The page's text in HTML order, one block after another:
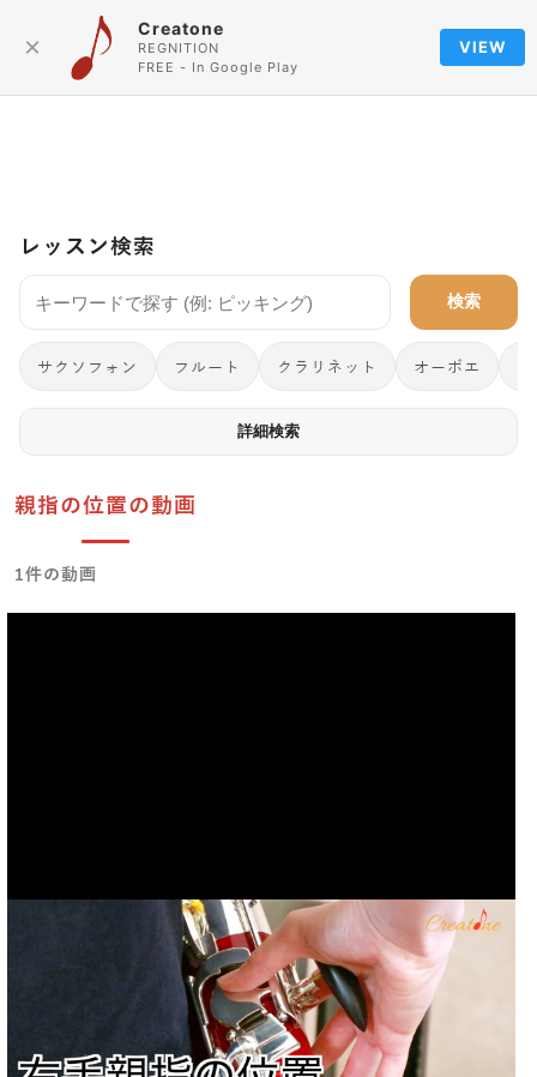
×
Creatone
REGNITION
FREE - In Google Play
VIEW
レッスン検索
検索
サクソフォン フルート クラリネット オーボエ
詳細検索
親指の位置の動画
1件の動画